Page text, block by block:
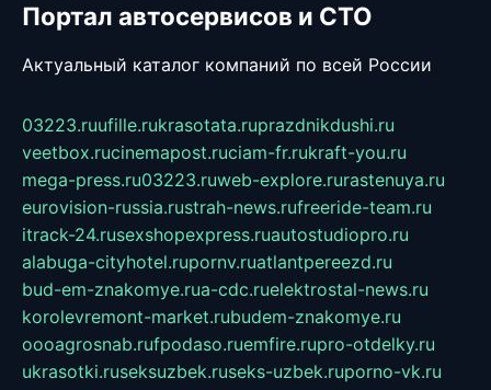
Портал автосервисов и СТО
Актуальный каталог компаний по всей России
03223.ruufille.rukrasotata.ruprazdnikdushi.ru
veetbox.rucinemapost.ruciam-fr.rukraft-you.ru
mega-press.ru03223.ruweb-explore.rurastenuya.ru
eurovision-russia.rustrah-news.rufreeride-team.ru
itrack-24.rusexshopexpress.ruautostudiopro.ru
alabuga-cityhotel.rupornv.ruatlantpereezd.ru
bud-em-znakomye.rua-cdc.ruelektrostal-news.ru
korolevremont-market.rubudem-znakomye.ru
oooagrosnab.rufpodaso.ruemfire.rupro-otdelky.ru
ukrasotki.ruseksuzbek.ruseks-uzbek.ruporno-vk.ru